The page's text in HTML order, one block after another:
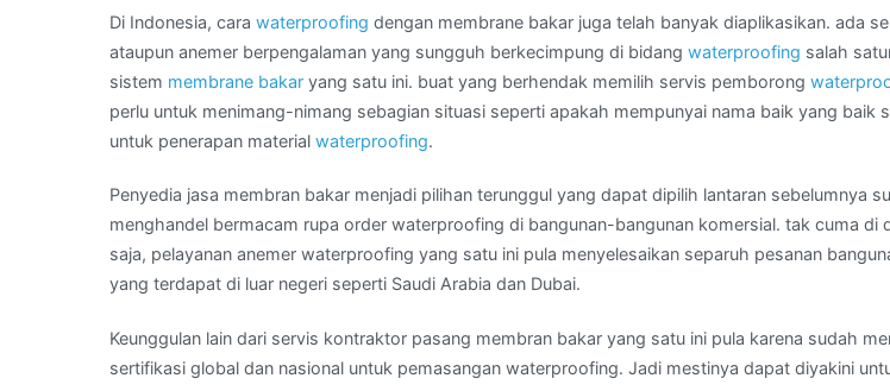
distributor
aspal
bakar
di
KUNINGAN
Di Indonesia, cara waterproofing dengan membrane bakar juga telah banyak diaplikasikan. ada
ataupun anemer berpengalaman yang sungguh berkecimpung di bidang waterproofing salah
sistem membrane bakar yang satu ini. buat yang berhendak memilih servis pemborong
perlu untuk menimang-nimang sebagian situasi seperti apakah mempunyai nama baik yang baik
untuk penerapan material waterproofing.
Penyedia jasa membran bakar menjadi pilihan terunggul yang dapat dipilih lantaran sebelumnya
menghandel bermacam rupa order waterproofing di bangunan-bangunan komersial. tak cuma di
saja, pelayanan anemer waterproofing yang satu ini pula menyelesaikan separuh pesanan
yang terdapat di luar negeri seperti Saudi Arabia dan Dubai.
Keunggulan lain dari servis kontraktor pasang membran bakar yang satu ini pula karena sudah
sertifikasi global dan nasional untuk pemasangan waterproofing. Jadi mestinya dapat diyakini